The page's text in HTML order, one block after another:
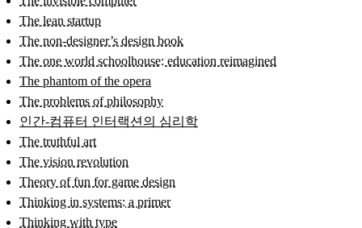
The lean startup
The non-designer’s design book
The one world schoolhouse: education reimagined
The phantom of the opera
The problems of philosophy
인간-컴퓨터 인터랙션의 심리학
The truthful art
The vision revolution
Theory of fun for game design
Thinking in systems: a primer
Thinking with type